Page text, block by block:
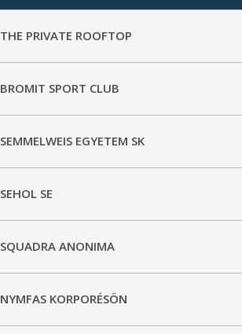
THE PRIVATE ROOFTOP
BROMIT SPORT CLUB
SEMMELWEIS EGYETEM SK
SEHOL SE
SQUADRA ANONIMA
NYMFAS KORPORÉSÖN